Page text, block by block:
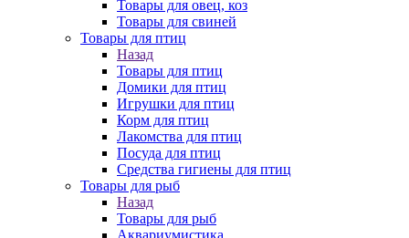
Товары для овец, коз
Товары для свиней
Товары для птиц
Назад
Товары для птиц
Домики для птиц
Игрушки для птиц
Корм для птиц
Лакомства для птиц
Посуда для птиц
Средства гигиены для птиц
Товары для рыб
Назад
Товары для рыб
Аквариумистика